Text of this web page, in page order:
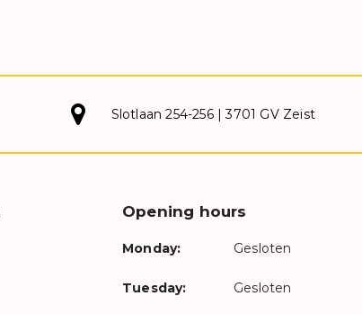
Slotlaan 254-256 | 3701 GV Zeist
Opening hours
Monday: Gesloten
Tuesday: Gesloten